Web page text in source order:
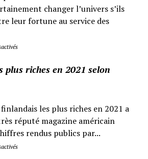
changer l’univers s’ils
leur fortune au service des
plus riches en 2021 selon
les plus riches en 2021 a
réputé magazine américain
rendus publics par...